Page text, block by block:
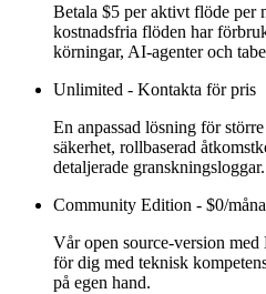
Betala $5 per aktivt flöde per
kostnadsfria flöden har
körningar, AI-agenter och
Unlimited - Kontakta för pris
En anpassad lösning för
säkerhet, rollbaserad
detaljerade granskningsloggar.
Community Edition - $0/
Vår open source-version
för dig med teknisk
på egen hand.